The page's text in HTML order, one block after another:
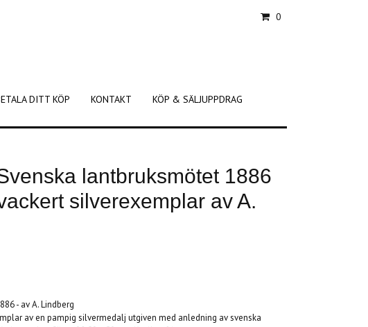
0
DITT KÖP KONTAKT
KÖP & SÄLJUPPDRAG
lantbruksmötet 1886
silverexemplar av A.
- av A. Lindberg
av en pampig silvermedalj utgiven med anledning av svenska